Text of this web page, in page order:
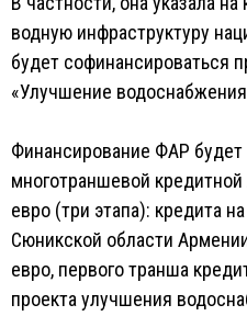
водную инфраструктуру
будет софинансироваться
«Улучшение
Финансирование ФАР будет
многотраншевой
евро (три этапа): кредита
Сюникской области
евро, первого транша
проекта улучшения